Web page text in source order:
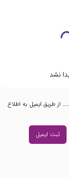
نشد
از طریق ایمیل به اطلاع
ثبت ایمیل